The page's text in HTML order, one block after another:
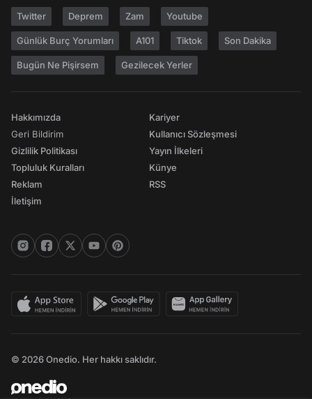
Twitter Deprem Zam Youtube
Günlük Burç Yorumları A101 Tiktok Son Dakika
Bugün Ne Pişirsem Gezilecek Yerler
Hakkımızda
Geri Bildirim
Gizlilik Politikası
Topluluk Kuralları
Reklam
İletişim
Kariyer
Kullanıcı Sözleşmesi
Yayın İlkeleri
Künye
RSS
© 2026 Onedio. Her hakkı saklıdır.